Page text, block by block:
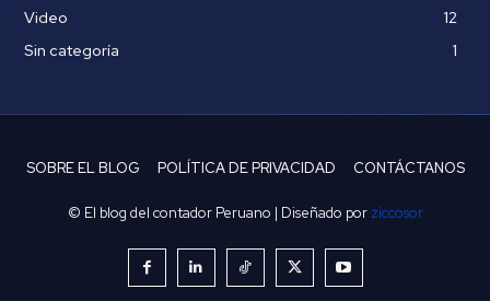
Video
12
Sin categoría
1
SOBRE EL BLOG POLÍTICA DE PRIVACIDAD CONTÁCTANOS
© El blog del contador Peruano | Diseñado por ziccosor